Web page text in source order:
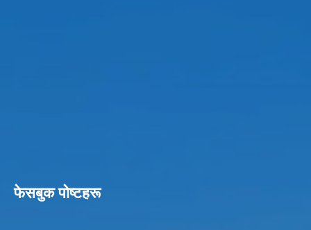
फेसबुक पाेष्टहरू